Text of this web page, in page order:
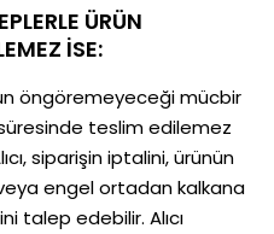
ÜRÜN
İSE:
öngöremeyeceği mücbir
teslim edilemez
siparişin iptalini, ürünün
engel ortadan kalkana
talep edebilir. Alıcı